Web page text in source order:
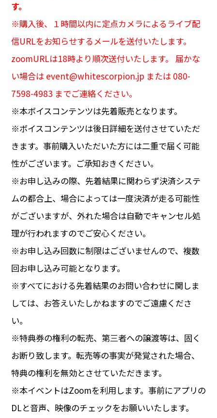
す。
※購入後、１時間以内に定点カメラによるライブ配
信URLをお知らせするメールを送付いたします。
zoomURLは18時より順次送付いたします。 届かな
い場合は event@whitescorpion.jp または 080-
7598-4983 までご連絡ください。
※本ボイスコンテンツは先着販売となります。
※ボイスコンテンツは後日詳細を送付させていただ
きます。事前購入いただいた方には二重で届く可能
性がございます。ご承知おきください。
※お申し込みの際、先着結果に関わらず決済システ
ムの都合上、場合によっては一度決済が走る可能性
がございますが、外れた場合は自動でキャンセル処
理が行われますのでご安心ください。
※お申し込み回数に制限はございませんので、複数
回お申し込み可能となります。
※すべてにおける先着結果のお問い合わせに関しま
しては、お答えいたしかねますのでご遠慮くださ
い。
※特典券の権利の転売、第三者への譲渡等は、固く
お断り致します。転売等の事実が発覚された場合、
特典の権利を無効とさせていただきます。
※本イベントはZoomを利用します。事前にアプリの
DLと音声、映像のチェックをお願いいたします。